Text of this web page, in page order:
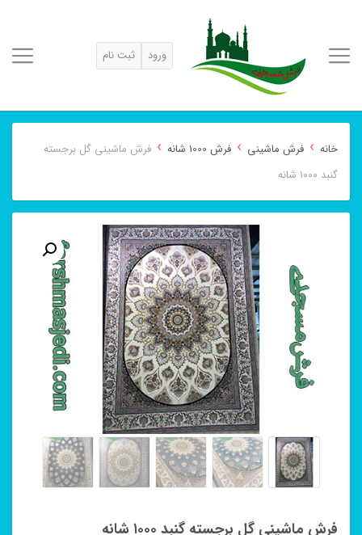
ورود ثبت نام
خانه › فرش ماشینی › فرش 1000 شانه › فرش ماشینی گل برجسته
گنبد ۱۰۰۰ شانه
فرش ماشینی گل برجسته گنبد ۱۰۰۰ شانه